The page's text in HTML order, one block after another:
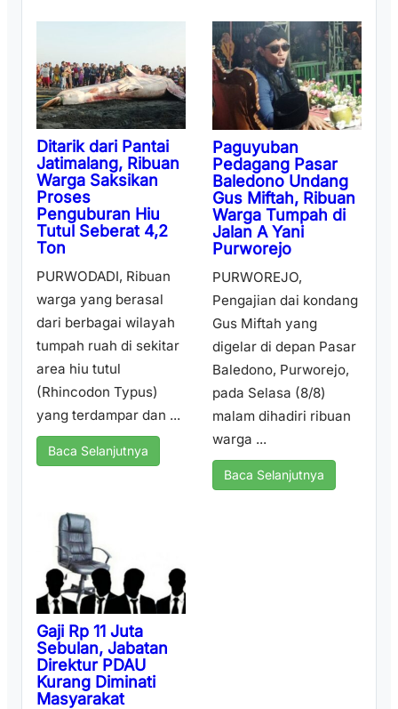
Ditarik dari Pantai
Jatimalang, Ribuan
Warga Saksikan
Proses
Penguburan Hiu
Tutul Seberat 4,2
Ton
PURWODADI, Ribuan
warga yang berasal
dari berbagai wilayah
tumpah ruah di sekitar
area hiu tutul
(Rhincodon Typus)
yang terdampar dan ...
Baca Selanjutnya
Paguyuban
Pedagang Pasar
Baledono Undang
Gus Miftah, Ribuan
Warga Tumpah di
Jalan A Yani
Purworejo
PURWOREJO,
Pengajian dai kondang
Gus Miftah yang
digelar di depan Pasar
Baledono, Purworejo,
pada Selasa (8/8)
malam dihadiri ribuan
warga ...
Baca Selanjutnya
Gaji Rp 11 Juta
Sebulan, Jabatan
Direktur PDAU
Kurang Diminati
Masyarakat